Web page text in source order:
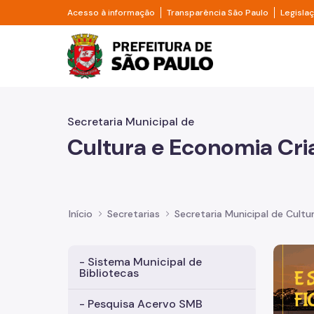
Pular para o Conteúdo principal
Acesso à informação Divisor de acesso à informação
Transparência São Paulo Divisor
Prefeitura de São
Secretaria Municipal de
Cultura e Economia
Início Secretarias Secretaria Municipal de
- Sistema Municipal de
Bibliotecas
- Pesquisa Acervo SMB